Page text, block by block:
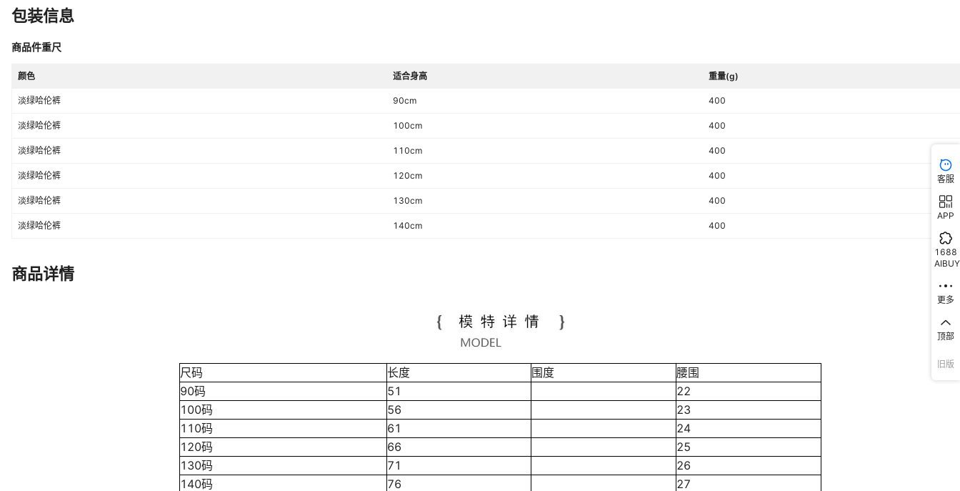
颜色
包装信息
商品件重尺
颜色 适合身高 重量(g)
淡绿哈伦裤 90cm 400
淡绿哈伦裤 100cm 400
淡绿哈伦裤 110cm 400
淡绿哈伦裤 120cm 400
淡绿哈伦裤 130cm 400
淡绿哈伦裤 140cm 400
商品详情
客服
APP
1688
AIBUY
更多
顶部
旧版